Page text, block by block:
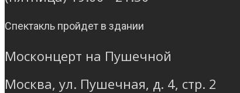
Спектакль пройдет в здании
Москонцерт на Пушечной
Москва, ул. Пушечная, д. 4, стр. 2